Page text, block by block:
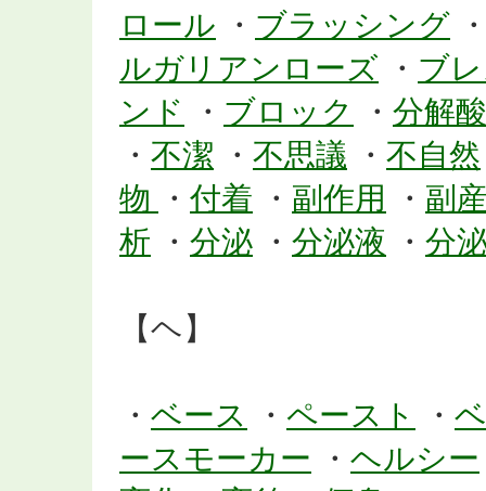
ロール ・ ブラッシング
ルガリアンローズ ・ ブ
ンド
・ ブロック ・ 分解
・ 不潔 ・ 不思議 ・ 不自然
物
・ 付着 ・ 副作用 ・ 副
析 ・ 分泌 ・ 分泌液 ・ 分
【ヘ】
・ ベース ・ ペースト ・
ースモーカー ・ ヘルシー